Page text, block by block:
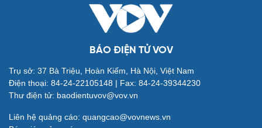
Ăn sạch sống khỏe
Đời sống
Nhà đẹp
Tình yêu - Gia đình
Văn hóa
Sân khấu - Điện ảnh
Di sản
BÁO ĐIỆN TỬ VOV
Trụ sở: 37 Bà Triệu, Hoàn Kiếm, Hà Nội, Việt Nam
Điện thoại: 84-24-22105148 | Fax: 84-24-39344230
Thư điện tử: baodientuvov@vov.vn
Liên hệ quảng cáo: quangcao@vovnews.vn